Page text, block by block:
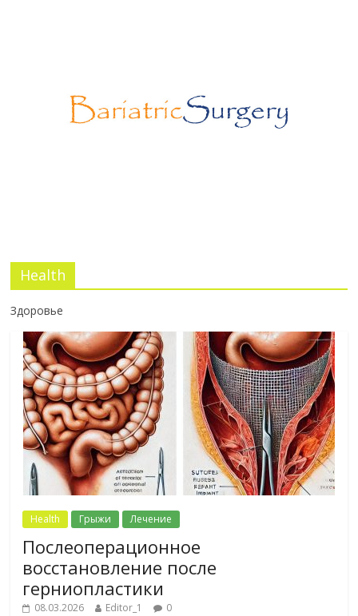
Эротический конфликт по Юнгу
Health
Здоровье
Health Грыжи Лечение
Послеоперационное
восстановление после
герниопластики
08.03.2026 Editor_1 0